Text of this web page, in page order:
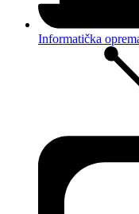
Informatička